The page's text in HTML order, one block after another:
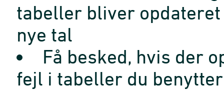
tabeller bliver opdateret
nye tal
Få besked, hvis der
fejl i tabeller du benytter